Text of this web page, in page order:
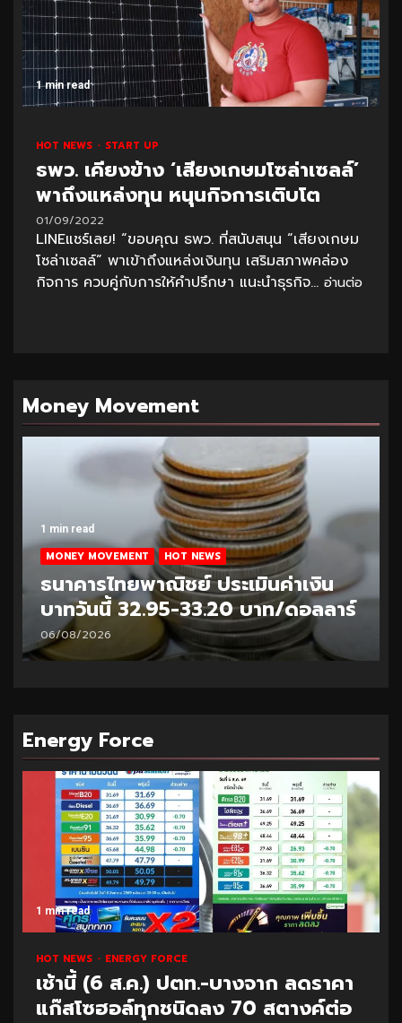
1 min read
HOT NEWS START UP
ธพว. เคียงข้าง ‘เสียงเกษมโซล่าเซลล์’
พาถึงแหล่งทุน หนุนกิจการเติบโต
01/09/2022
LINEแชร์เลย! “ขอบคุณ ธพว. ที่สนับสนุน “เสียงเกษม
โซล่าเซลล์” พาเข้าถึงแหล่งเงินทุน เสริมสภาพคล่อง
กิจการ ควบคู่กับการให้คำปรึกษา แนะนำธุรกิจ... อ่านต่อ
Money Movement
1 min read
MONEY MOVEMENT HOT NEWS
ธนาคารไทยพาณิชย์ ประเมินค่าเงิน
บาทวันนี้ 32.95-33.20 บาท/ดอลลาร์
06/08/2026
Energy Force
1 min read
HOT NEWS ENERGY FORCE
เช้านี้ (6 ส.ค.) ปตท.-บางจาก ลดราคา
แก๊สโซฮอล์ทุกชนิดลง 70 สตางค์ต่อ